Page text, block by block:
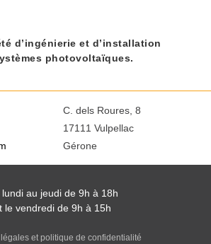
d’ingénierie et d’installation
photovoltaïques.
C. dels Roures, 8
17111 Vulpellac
Gérone
lundi au jeudi de 9h à 18h
le vendredi de 9h à 15h
et politique de confidentialité